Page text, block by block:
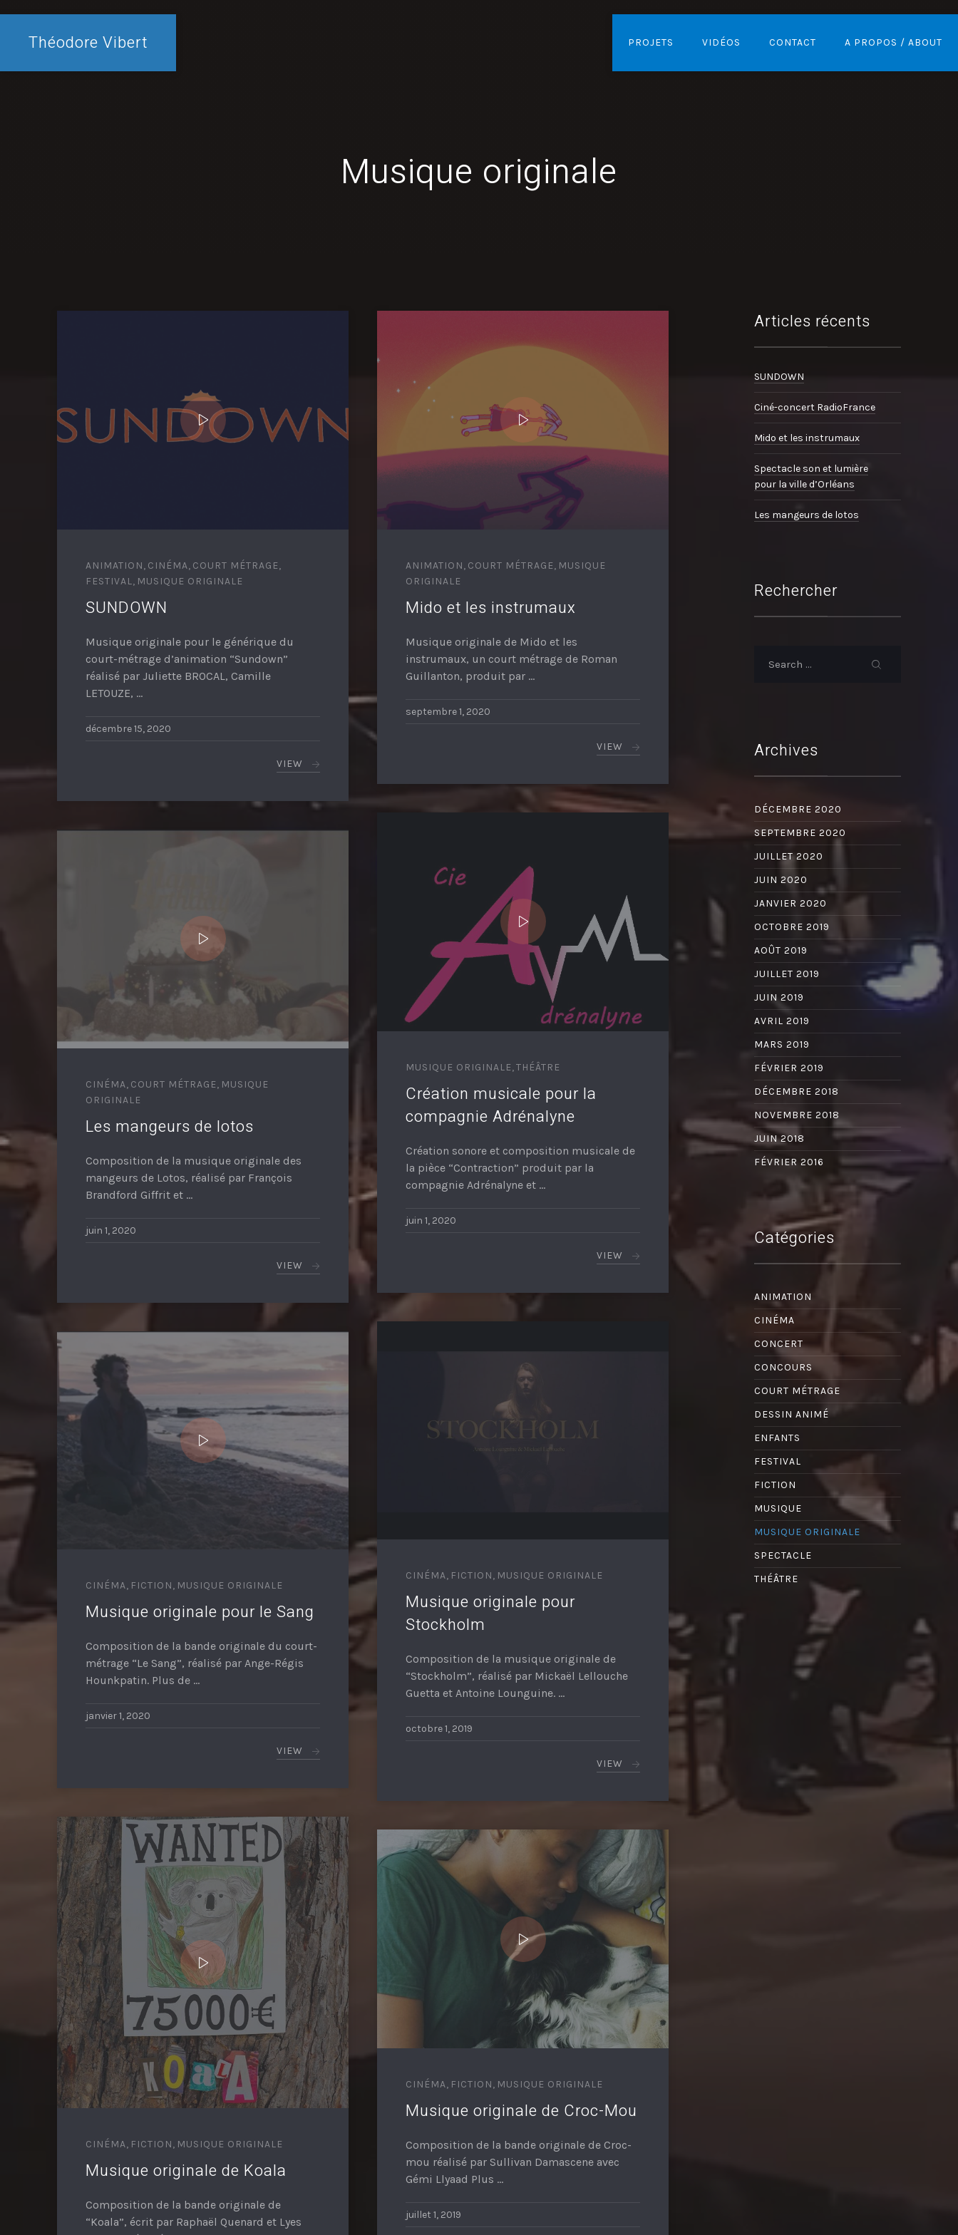
Théodore Vibert PROJETS VIDÉOS CONTACT A PROPOS / ABOUT
Musique originale
ANIMATION, CINÉMA, COURT MÉTRAGE,
FESTIVAL, MUSIQUE ORIGINALE
SUNDOWN
Musique originale pour le générique du
court-métrage d’animation “Sundown”
réalisé par Juliette BROCAL, Camille
LETOUZE, …
décembre 15, 2020
VIEW
ANIMATION, COURT MÉTRAGE, MUSIQUE
ORIGINALE
Mido et les instrumaux
Musique originale de Mido et les
instrumaux, un court métrage de Roman
Guillanton, produit par …
septembre 1, 2020
VIEW
CINÉMA, COURT MÉTRAGE, MUSIQUE
ORIGINALE
Les mangeurs de lotos
Composition de la musique originale des
mangeurs de Lotos, réalisé par François
Brandford Giffrit et …
juin 1, 2020
VIEW
MUSIQUE ORIGINALE,THÉÂTRE
Création musicale pour la
compagnie Adrénalyne
Création sonore et composition musicale de
la pièce “Contraction” produit par la
compagnie Adrénalyne et …
juin 1, 2020
VIEW
CINÉMA, FICTION, MUSIQUE ORIGINALE
Musique originale pour le Sang
Composition de la bande originale du court-
métrage “Le Sang”, réalisé par Ange-Régis
Hounkpatin. Plus de …
janvier 1, 2020
VIEW
CINÉMA, FICTION, MUSIQUE ORIGINALE
Musique originale pour
Stockholm
Composition de la musique originale de
“Stockholm”, réalisé par Mickaël Lellouche
Guetta et Antoine Lounguine. …
octobre 1, 2019
VIEW
CINÉMA, FICTION, MUSIQUE ORIGINALE
Musique originale de Koala
Composition de la bande originale de
“Koala”, écrit par Raphaël Quenard et Lyes
CINÉMA, FICTION, MUSIQUE ORIGINALE
Musique originale de Croc-Mou
Composition de la bande originale de Croc-
mou réalisé par Sullivan Damascene avec
Gémi Llyaad Plus …
juillet 1, 2019
Articles récents
SUNDOWN
Ciné-concert RadioFrance
Mido et les instrumaux
Spectacle son et lumière
pour la ville d’Orléans
Les mangeurs de lotos
Rechercher
Archives
DÉCEMBRE 2020
SEPTEMBRE 2020
JUILLET 2020
JUIN 2020
JANVIER 2020
OCTOBRE 2019
AOÛT 2019
JUILLET 2019
JUIN 2019
AVRIL 2019
MARS 2019
FÉVRIER 2019
DÉCEMBRE 2018
NOVEMBRE 2018
JUIN 2018
FÉVRIER 2016
Catégories
ANIMATION
CINÉMA
CONCERT
CONCOURS
COURT MÉTRAGE
DESSIN ANIMÉ
ENFANTS
FESTIVAL
FICTION
MUSIQUE
MUSIQUE ORIGINALE
SPECTACLE
THÉÂTRE